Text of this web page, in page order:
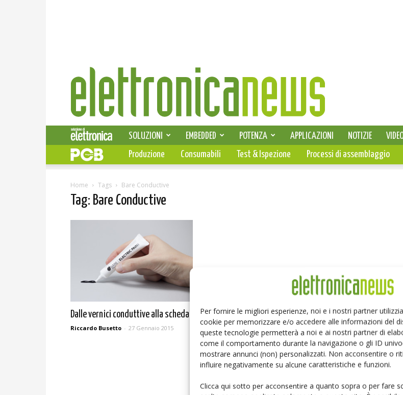
Per fornire le migliori esperienze, noi e i nostri partner
cookie per memorizzare e/o accedere alle informazioni del
queste tecnologie permetterà a noi e ai nostri partner di
come il comportamento durante la navigazione o gli ID
mostrare annunci (non) personalizzati. Non acconsentire o
influire negativamente su alcune caratteristiche e funzioni.
Clicca qui sotto per acconsentire a quanto sopra o per fare
Elettronica
News
SELEZIONE DI ELETTRONICA
SOLUZIONI EMBEDDED POTENZA APPLICAZIONI NOTIZIE
PCB
Produzione Consumabili Test & Ispezione Processi di assemblaggio
Home Tags Bare Conductive
Tag: Bare Conductive
Dalle vernici conduttive alla scheda Touch Board
Riccardo Busetto - 27 Gennaio 2015